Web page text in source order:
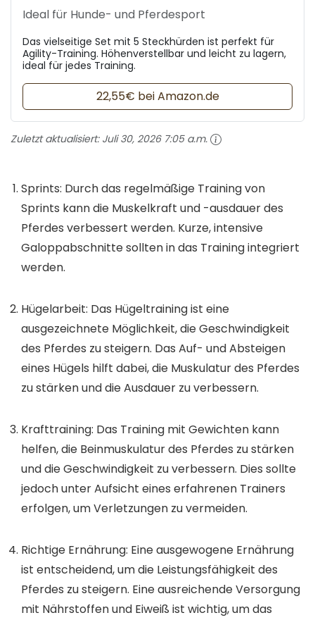
Ideal für Hunde- und Pferdesport
Das vielseitige Set mit 5 Steckhürden ist perfekt für
Agility-Training. Höhenverstellbar und leicht zu lagern,
ideal für jedes Training.
22,55€ bei Amazon.de
Zuletzt aktualisiert: Juli 30, 2026 7:05 a.m.
Sprints: Durch das regelmäßige Training von
Sprints kann die Muskelkraft und -ausdauer des
Pferdes verbessert werden. Kurze, intensive
Galoppabschnitte sollten in das Training integriert
werden.
Hügelarbeit: Das Hügeltraining ist eine
ausgezeichnete Möglichkeit, die Geschwindigkeit
des Pferdes zu steigern. Das Auf- und Absteigen
eines Hügels hilft dabei, die Muskulatur des Pferdes
zu stärken und die Ausdauer zu verbessern.
Krafttraining: Das Training mit Gewichten kann
helfen, die Beinmuskulatur des Pferdes zu stärken
und die Geschwindigkeit zu verbessern. Dies sollte
jedoch unter Aufsicht eines erfahrenen Trainers
erfolgen, um Verletzungen zu vermeiden.
Richtige Ernährung: Eine ausgewogene Ernährung
ist entscheidend, um die Leistungsfähigkeit des
Pferdes zu steigern. Eine ausreichende Versorgung
mit Nährstoffen und Eiweiß ist wichtig, um das